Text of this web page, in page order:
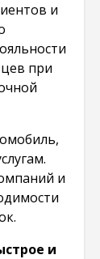
и
при
и
и